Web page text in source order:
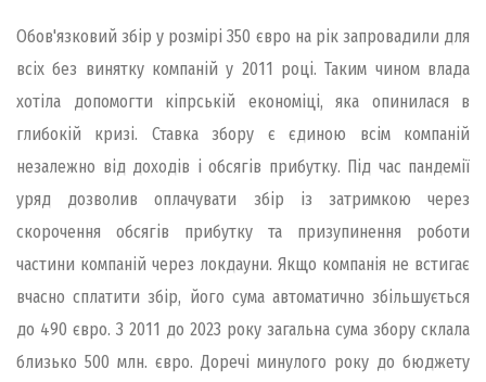
Обов'язковий збір у розмірі 350 євро на рік запровадили для
всіх без винятку компаній у 2011 році. Таким чином влада
хотіла допомогти кіпрській економіці, яка опинилася в
глибокій кризі. Ставка збору є єдиною всім компаній
незалежно від доходів і обсягів прибутку. Під час пандемії
уряд дозволив оплачувати збір із затримкою через
скорочення обсягів прибутку та призупинення роботи
частини компаній через локдауни. Якщо компанія не встигає
вчасно сплатити збір, його сума автоматично збільшується
до 490 євро. З 2011 до 2023 року загальна сума збору склала
близько 500 млн. євро. Доречі минулого року до бюджету